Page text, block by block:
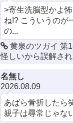
>寄生洗脳型かよ
ね!? こういうのが
の...
黄泉のツガイ 第
怪しいから誤解さ
名無し
2026.08.09
あばら骨折したら
親子は尋常じゃな